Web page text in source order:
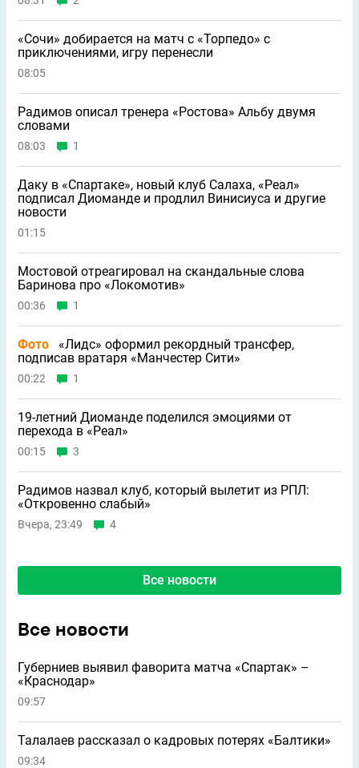
«Сочи» добирается на матч с «Торпедо» с
приключениями, игру перенесли
08:05
Радимов описал тренера «Ростова» Альбу двумя
словами
08:03 1
Даку в «Спартаке», новый клуб Салаха, «Реал»
подписал Диоманде и продлил Винисиуса и другие
новости
01:15
Мостовой отреагировал на скандальные слова
Баринова про «Локомотив»
00:36 1
Фото
«Лидс» оформил рекордный трансфер,
подписав вратаря «Манчестер Сити»
00:22 1
19-летний Диоманде поделился эмоциями от
перехода в «Реал»
00:15 3
Радимов назвал клуб, который вылетит из РПЛ:
«Откровенно слабый»
Вчера, 23:49 4
Все новости
Все новости
Губерниев выявил фаворита матча «Спартак» –
«Краснодар»
09:57
Талалаев рассказал о кадровых потерях «Балтики»
09:34